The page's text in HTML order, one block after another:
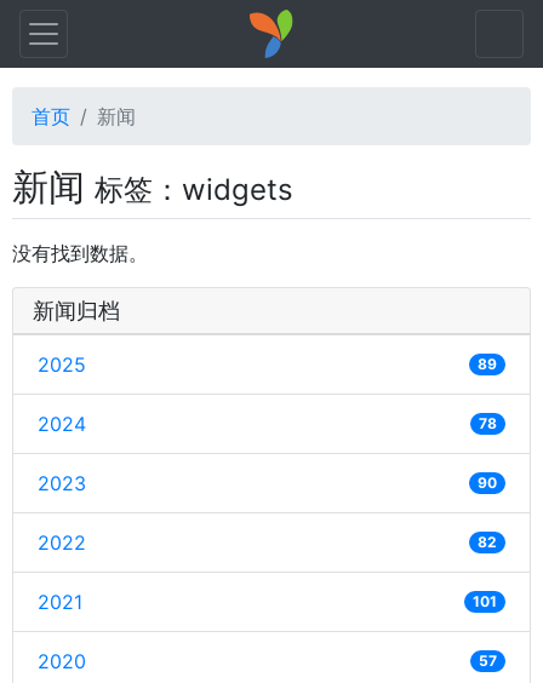
首页 新闻
新闻 标签：widgets
没有找到数据。
新闻归档
2025 89
2024 78
2023 90
2022 82
2021 101
2020 57